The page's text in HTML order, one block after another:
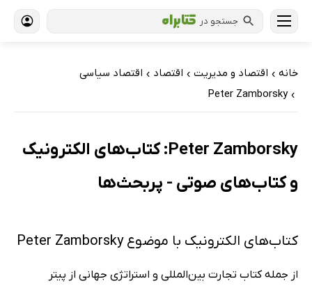
جستجو در
خانه › اقتصاد و مدیریت › اقتصاد › اقتصاد سیاسی
›
Peter Zamborsky
Peter Zamborsky: کتاب‌های الکترونیک
و کتاب‌های صوتی - پربحث‌ها
کتاب‌های الکترونیک با موضوع Peter Zamborsky
از جمله کتاب تجارت بین‌المللی و استراتژی جهانی از پیتر